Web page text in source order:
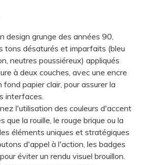
design grunge des années 90,
tons désaturés et imparfaits (bleu
neutres poussiéreux) appliqués
à deux couches, avec une encre
fond papier clair, pour assurer la
interfaces.
l'utilisation des couleurs d'accent
que la rouille, le rouge brique ou la
éléments uniques et stratégiques
d'appel à l'action, les badges
éviter un rendu visuel brouillon.